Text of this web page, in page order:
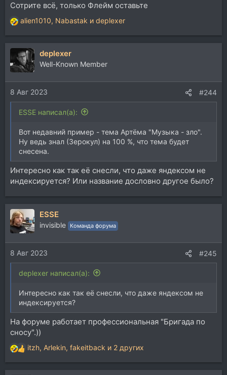
Сотрите всё, только Флейм оставьте
Р
е
а
ц
и
и
:
alien1010, Nabastak и deplexer
deplexer
Well-Known Member
8 Авг 2023 #244
ESSE написал(а):
Вот недавний пример - тема Артёма "Музыка - зло".
Ну ведь знал (Зерокул) на 100 %, что тема будет
снесена.
Интересно как так её снесли, что даже яндексом не
индексируется? Или название дословно другое было?
ESSE
invisible Команда форума
8 Авг 2023 #245
deplexer написал(а):
Интересно как так её снесли, что даже яндексом не
индексируется?
На форуме работает профессиональная "Бригада по
сносу".))
Р
е
а
itzh, Arlekin, fakeitback и 2 других